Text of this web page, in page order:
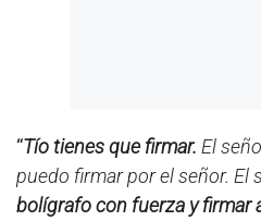
“Tío tienes que firmar. El
puedo firmar por el señor. El
bolígrafo con fuerza y firmar